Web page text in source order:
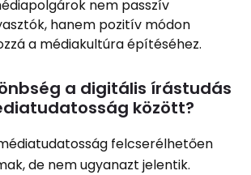
nem passzív
hanem pozitív módon
a médiakultúra építéséhez.
a digitális írástudás
között?
felcserélhetően
de nem ugyanazt jelentik.